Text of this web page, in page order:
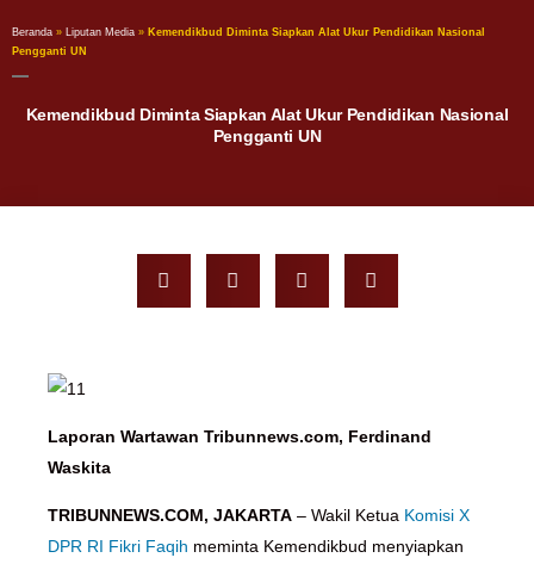
Beranda » Liputan Media » Kemendikbud Diminta Siapkan Alat Ukur Pendidikan Nasional
Pengganti UN
Kemendikbud Diminta Siapkan Alat Ukur Pendidikan Nasional
Pengganti UN
Laporan Wartawan Tribunnews.com, Ferdinand
Waskita
TRIBUNNEWS.COM, JAKARTA – Wakil Ketua Komisi X
DPR RI Fikri Faqih meminta Kemendikbud menyiapkan